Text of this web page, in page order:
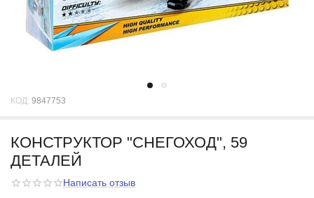
КОД: 9847753
КОНСТРУКТОР "СНЕГОХОД", 59
ДЕТАЛЕЙ
Написать отзыв